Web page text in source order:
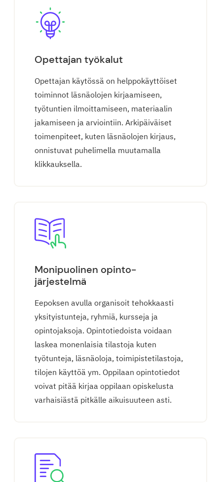
Opettajan työkalut
Opettajan käytössä on helppokäyttöiset
toiminnot läsnäolojen kirjaamiseen,
työtuntien ilmoittamiseen, materiaalin
jakamiseen ja arviointiin. Arkipäiväiset
toimenpiteet, kuten läsnäolojen kirjaus,
onnistuvat puhelimella muutamalla
klikkauksella.
Monipuolinen opinto-
järjestelmä
Eepoksen avulla organisoit tehokkaasti
yksityistunteja, ryhmiä, kursseja ja
opintojaksoja. Opintotiedoista voidaan
laskea monenlaisia tilastoja kuten
työtunteja, läsnäoloja, toimipistetilastoja,
tilojen käyttöä ym. Oppilaan opintotiedot
voivat pitää kirjaa oppilaan opiskelusta
varhaisiästä pitkälle aikuisuuteen asti.